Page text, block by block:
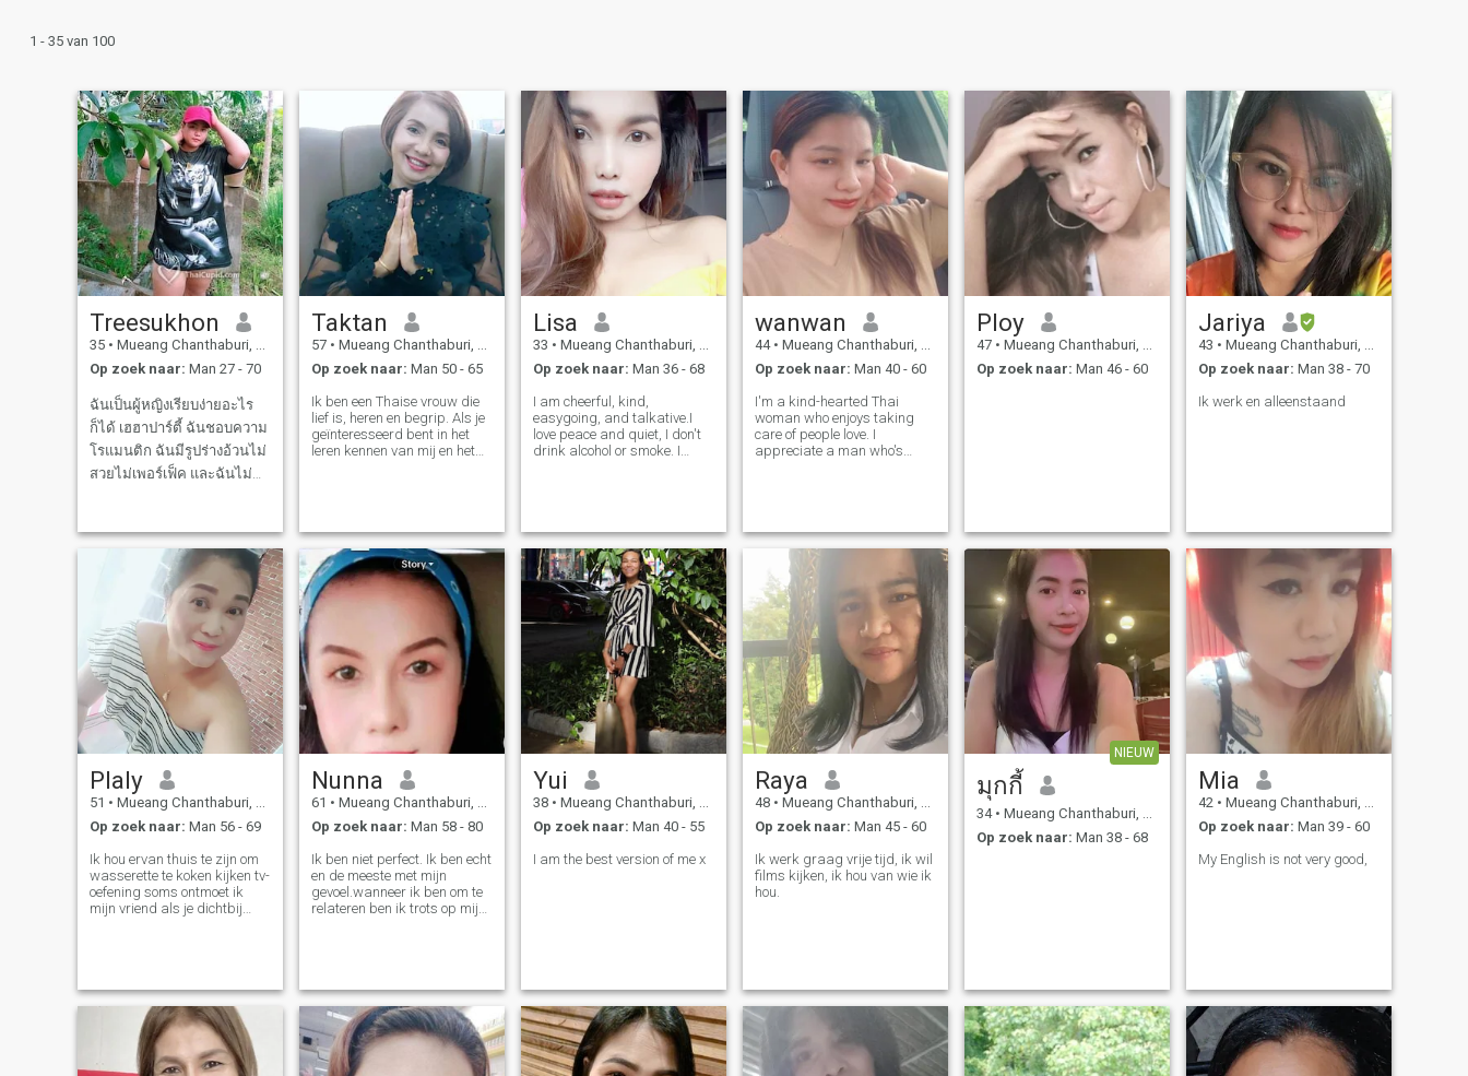
1 - 35 van 100
Treesukhon
35 • Mueang Chanthaburi, Chanthaburi, Thailand
Op zoek naar: Man 27 - 70
ฉันเป็นผู้หญิงเรียบง่ายอะไร
ก็ได้ เฮฮาปาร์ตี้ ฉันชอบความ
โรแมนติก ฉันมีรูปร่างอ้วนไม่
สวยไม่เพอร์เฟ็ค และฉันไม่
ทำอาหารในหลายๆแบบ ที่
สำคัญฉันมีลูกชายมา
แล้ว2คน ซึ่งผู้ชายหลายคน
อาจจะไม่ชอบหรือสนใจในตัว
ฉันเพร
Taktan
57 • Mueang Chanthaburi, Chanthaburi, Thailand
Op zoek naar: Man 50 - 65
Ik ben een Thaise vrouw die
lief is, heren en begrip. Als je
geïnteresseerd bent in het
leren kennen van mij en het
Lisa
33 • Mueang Chanthaburi, Chanthaburi, Thailand
Op zoek naar: Man 36 - 68
I am cheerful, kind,
easygoing, and talkative.I
love peace and quiet, I don't
drink alcohol or smoke. I
man. Feel free to message
wanwan
44 • Mueang Chanthaburi, Chanthaburi, Thailand
Op zoek naar: Man 40 - 60
I'm a kind-hearted Thai
woman who enjoys taking
care of people love. I
appreciate a man who's
cared for. Let's spoil each
other with love,
Ploy
47 • Mueang Chanthaburi, Chanthaburi, Thailand
Op zoek naar: Man 46 - 60
Jariya
43 • Mueang Chanthaburi, Chanthaburi, Thailand
Op zoek naar: Man 38 - 70
Ik werk en alleenstaand
Plaly
51 • Mueang Chanthaburi, Chanthaburi, Thailand
Op zoek naar: Man 56 - 69
Ik hou ervan thuis te zijn om
wasserette te koken kijken tv-
oefening soms ontmoet ik
mijn vriend als je dichtbij
Nunna
61 • Mueang Chanthaburi, Chanthaburi, Thailand
Op zoek naar: Man 58 - 80
Ik ben niet perfect. Ik ben echt
en de meeste met mijn
gevoel.wanneer ik ben om te
relateren ben ik trots op mij
Yui
38 • Mueang Chanthaburi, Chanthaburi, Thailand
Op zoek naar: Man 40 - 55
I am the best version of me x
Raya
48 • Mueang Chanthaburi, Chanthaburi, Thailand
Op zoek naar: Man 45 - 60
Ik werk graag vrije tijd, ik wil
films kijken, ik hou van wie ik
hou.
NIEUW
มุกกี้
34 • Mueang Chanthaburi, Chanthaburi, Thailand
Op zoek naar: Man 38 - 68
Mia
42 • Mueang Chanthaburi, Chanthaburi, Thailand
Op zoek naar: Man 39 - 60
My English is not very good,